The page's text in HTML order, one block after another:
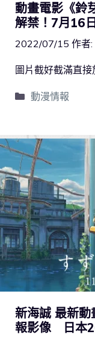
動畫電影《鈴
解禁！7月16
2022/07/15 作者:
圖片截好截滿直
動漫情報
新海誠 最新動
報影像 日本